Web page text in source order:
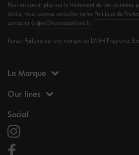
Pour en savoir plus sur le traitement de vos données
droits, vous pouvez consulter notre Politique de
contacter àdpo@kenzoparfums.fr.
Kenzo Parfums est une marque de LVMH Fragrance
La Marque
Our lines
Social